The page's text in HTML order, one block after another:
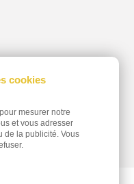
cookies
mesurer notre
et vous adresser
de la publicité. Vous